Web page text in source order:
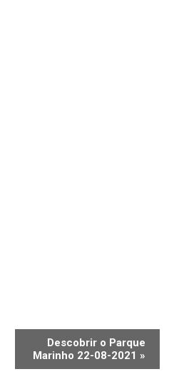
Descobrir o Parque
Marinho 22-08-2021 »